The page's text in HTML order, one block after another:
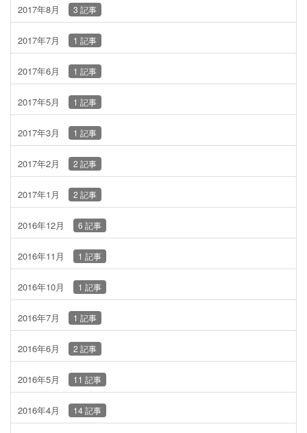
2017年8月 3 記事
2017年7月 1 記事
2017年6月 1 記事
2017年5月 1 記事
2017年3月 1 記事
2017年2月 2 記事
2017年1月 2 記事
2016年12月 6 記事
2016年11月 1 記事
2016年10月 1 記事
2016年7月 1 記事
2016年6月 2 記事
2016年5月 11 記事
2016年4月 14 記事